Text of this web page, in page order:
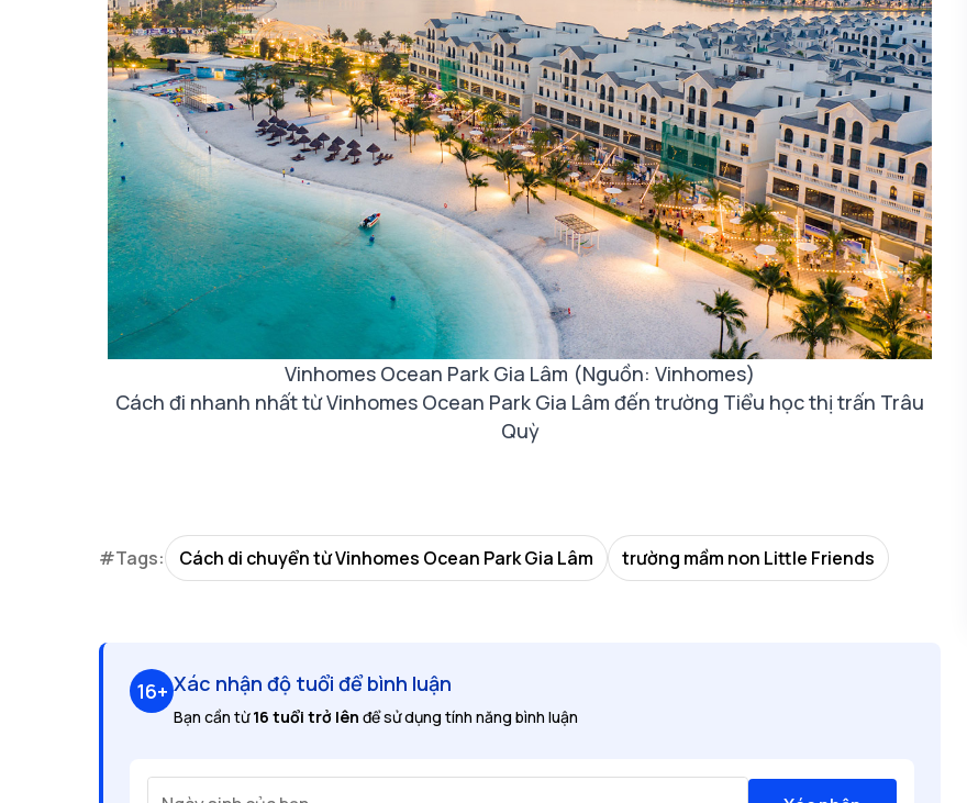
Vinhomes Ocean Park Gia Lâm (Nguồn: Vinhomes)
Cách đi nhanh nhất từ Vinhomes Ocean Park Gia Lâm đến trường Tiểu học thị trấn Trâu
Quỳ
#Tags: Cách di chuyển từ Vinhomes Ocean Park Gia Lâm trường mầm non Little Friends
16+ Xác nhận độ tuổi để bình luận
Bạn cần từ16 tuổi trở lên để sử dụng tính năng bình luận